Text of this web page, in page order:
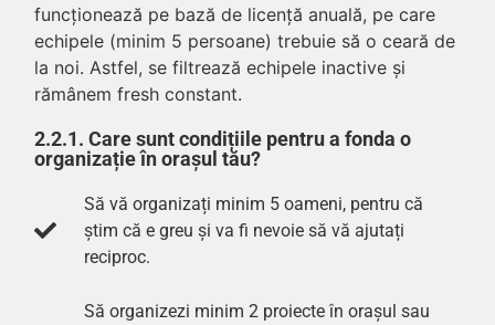
funcționează pe bază de licență anuală, pe care
echipele (minim 5 persoane) trebuie să o ceară de
la noi. Astfel, se filtrează echipele inactive și
rămânem fresh constant.
2.2.1. Care sunt condițiile pentru a fonda o
organizație în orașul tău?
Să vă organizați minim 5 oameni, pentru că
știm că e greu și va fi nevoie să vă ajutați
reciproc.
Să organizezi minim 2 proiecte în orașul sau